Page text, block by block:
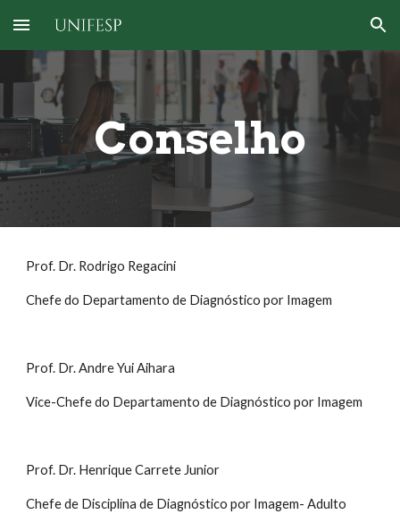
Skip to main content Skip to navigation
Conselho
Prof. Dr. Rodrigo Regacini
Chefe do Departamento de Diagnóstico por Imagem
Prof. Dr. Andre Yui Aihara
Vice-Chefe do Departamento de Diagnóstico por Imagem
Prof. Dr. Henrique Carrete Junior
Chefe de Disciplina de Diagnóstico por Imagem- Adulto